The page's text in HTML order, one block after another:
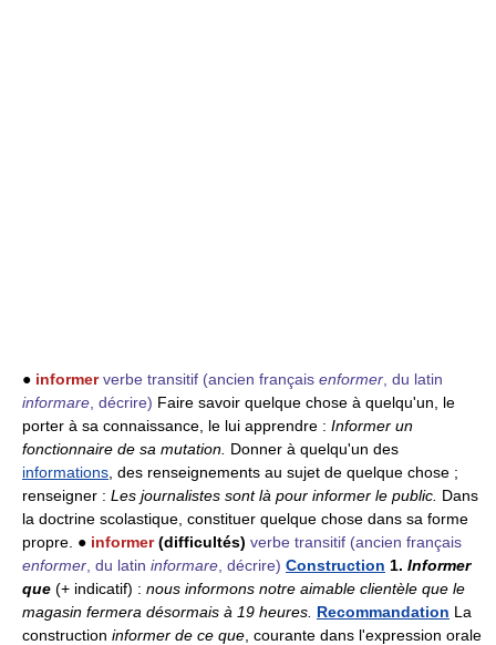
● informer verbe transitif (ancien français enformer , du latin
informare , décrire) Faire savoir quelque chose à quelqu'un, le
porter à sa connaissance, le lui apprendre : Informer un
fonctionnaire de sa mutation. Donner à quelqu'un des
informations , des renseignements au sujet de quelque chose ;
renseigner : Les journalistes sont là pour informer le public. Dans
la doctrine scolastique, constituer quelque chose dans sa forme
propre. ● informer(difficultés) verbe transitif (ancien français
enformer , du latin informare , décrire) Construction 1. Informer
que (+ indicatif) : nous informons notre aimable clientèle que le
magasin fermera désormais à 19 heures. Recommandation La
construction informer de ce que , courante dans l'expression orale